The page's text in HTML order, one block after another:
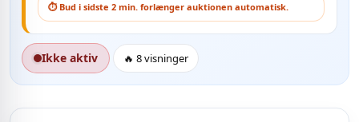
⏱ Bud i sidste 2 min. forlænger auktionen automatisk.
Ikke aktiv 🔥 8 visninger